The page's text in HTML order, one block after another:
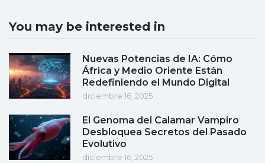
You may be interested in
Nuevas Potencias de IA: Cómo
África y Medio Oriente Están
Redefiniendo el Mundo Digital
diciembre 16, 2025
El Genoma del Calamar Vampiro
Desbloquea Secretos del Pasado
Evolutivo
diciembre 16, 2025